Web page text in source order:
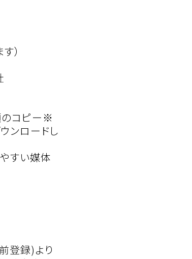
）
のコピー※
ンロードし
すい媒体
登録)より